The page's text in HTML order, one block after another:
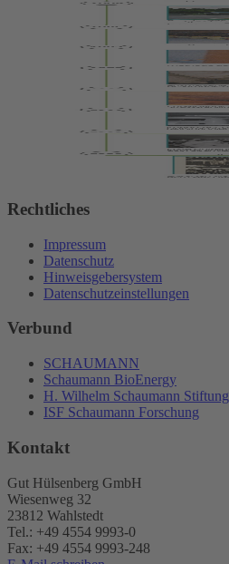
Rechtliches
Impressum
Datenschutz
Hinweisgebersystem
Datenschutzeinstellungen
Verbund
SCHAUMANN
Schaumann BioEnergy
H. Wilhelm Schaumann Stiftung
ISF Schaumann Forschung
Kontakt
Gut Hülsenberg GmbH
Wiesenweg 32
23812 Wahlstedt
Tel.: +49 4554 9993-0
Fax: +49 4554 9993-248